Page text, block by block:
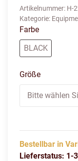
Artikelnummer: H-
Kategorie:
Farbe
BLACK
BLACK
Größe
Bitte wählen
Bestellbar in
Lieferstatus: 1-